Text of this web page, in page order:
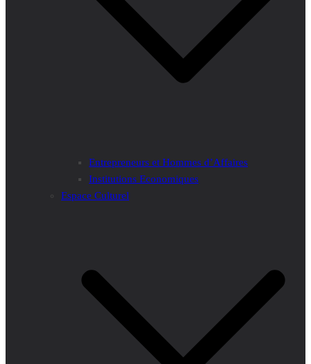
Entrepreneurs et Hommes d’Affaires
Institutions Economiques
Espace Culturel